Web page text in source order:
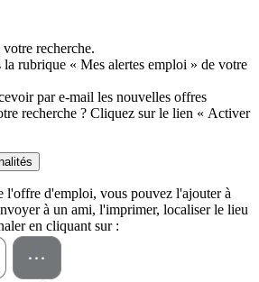
recherche.
la rubrique « Mes alertes emploi » de votre
par e-mail les nouvelles offres
recherche ? Cliquez sur le lien « Activer
l'offre d'emploi, vous pouvez l'ajouter à
à un ami, l'imprimer, localiser le lieu
en cliquant sur :